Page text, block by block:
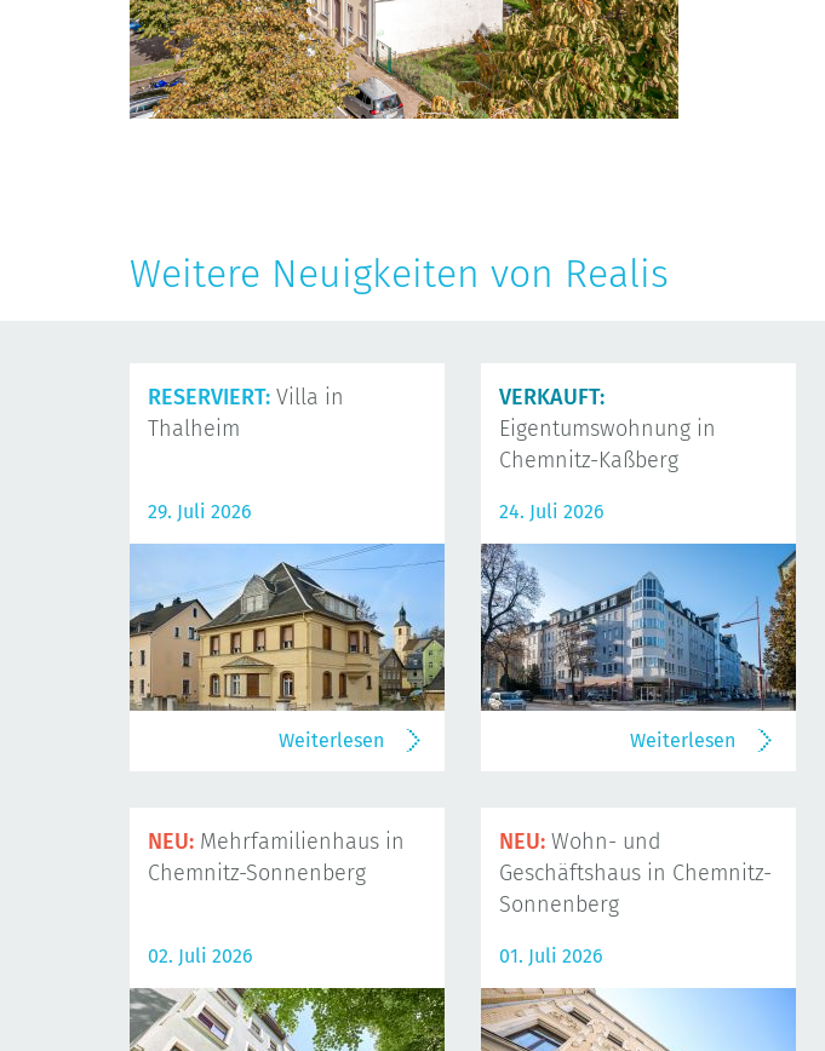
Weitere Neuigkeiten von Realis
RESERVIERT: Villa in
Thalheim
29. Juli 2026
Weiterlesen
VERKAUFT:
Eigentumswohnung in
Chemnitz-Kaßberg
24. Juli 2026
Weiterlesen
NEU: Mehrfamilienhaus in
Chemnitz-Sonnenberg
02. Juli 2026
NEU: Wohn- und
Geschäftshaus in Chemnitz-
Sonnenberg
01. Juli 2026